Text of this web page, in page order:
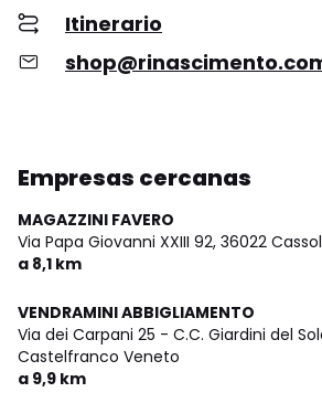
Itinerario
Empresas cercanas
MAGAZZINI FAVERO
Via Papa Giovanni XXIII 92, 36022
a 8,1 km
VENDRAMINI ABBIGLIAMENTO
Via dei Carpani 25 - C.C. Giardini del
Castelfranco Veneto
a 9,9 km